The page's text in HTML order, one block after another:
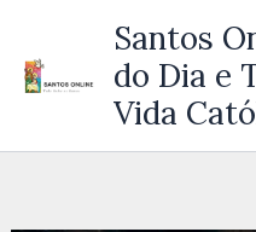
Santos
do Dia e
Vida